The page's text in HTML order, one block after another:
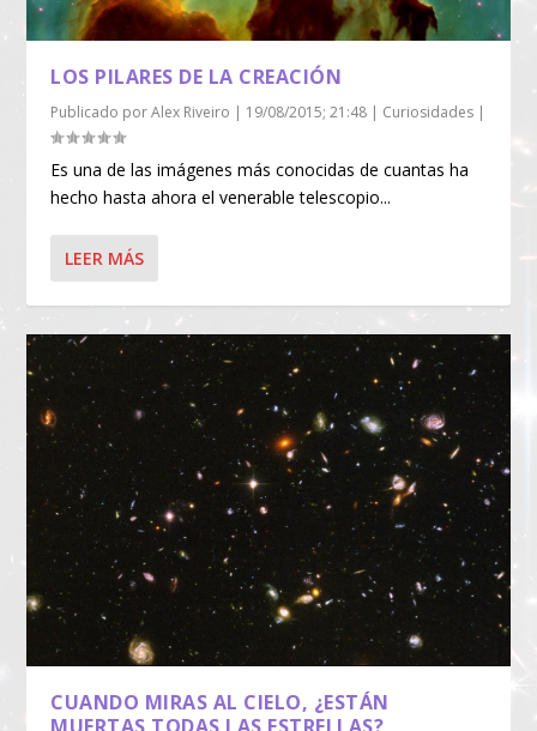
LOS PILARES DE LA CREACIÓN
Publicado porAlex Riveiro | 19/08/2015; 21:48 | Curiosidades |
Es una de las imágenes más conocidas de cuantas ha
hecho hasta ahora el venerable telescopio...
LEER MÁS
CUANDO MIRAS AL CIELO, ¿ESTÁN